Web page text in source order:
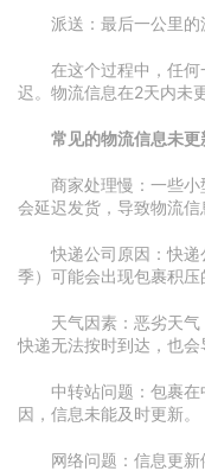
派送：最后一公里的
在这个过程中，任
迟。物流信息在2天内未
常见的物流信息未更
商家处理慢：一些
会延迟发货，导致物流信
快递公司原因：快
季）可能会出现包裹积压
天气因素：恶劣天
快递无法按时到达，也会
中转站问题：包裹
因，信息未能及时更新。
网络问题：信息更